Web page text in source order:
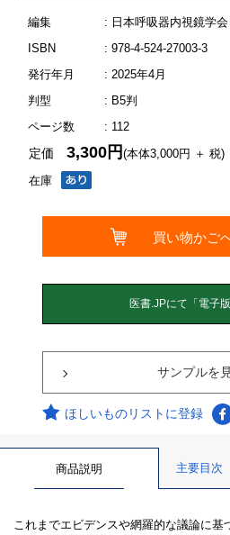
編集
: 日本呼吸器内視鏡学会
ISBN
: 978-4-524-27003-3
発行年月
: 2025年4月
判型
: B5判
ページ数
: 112
在庫
定価3,300円(本体3,000円 ＋ 税)
サンプルを
ほしいものリストに登録
商品説明 主要目次
これまでエビデンスや網羅的な議論に基